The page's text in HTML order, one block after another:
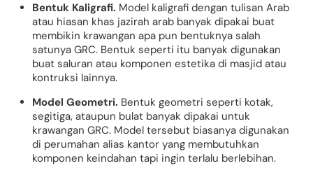
Bentuk Kaligrafi. Model kaligrafi dengan tulisan Arab
atau hiasan khas jazirah arab banyak dipakai buat
membikin krawangan apa pun bentuknya salah
satunya GRC. Bentuk seperti itu banyak digunakan
buat saluran atau komponen estetika di masjid atau
kontruksi lainnya.
Model Geometri. Bentuk geometri seperti kotak,
segitiga, ataupun bulat banyak dipakai untuk
krawangan GRC. Model tersebut biasanya digunakan
di perumahan alias kantor yang membutuhkan
komponen keindahan tapi ingin terlalu berlebihan.